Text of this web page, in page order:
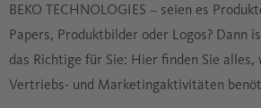
BEKO TECHNOLOGIES ‒ seien es
Papers, Produktbilder oder Logos? Dann
das Richtige für Sie: Hier finden Sie alles,
Vertriebs- und Marketingaktivitäten